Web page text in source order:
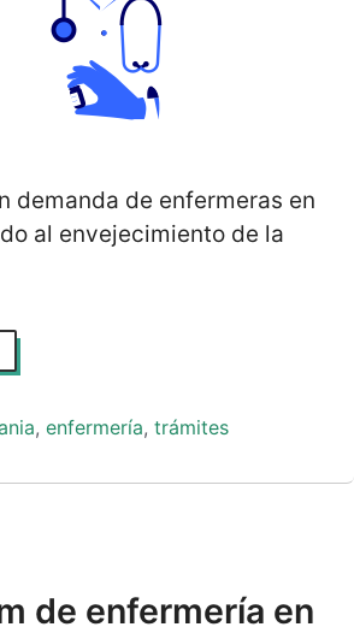
demanda de enfermeras en
al envejecimiento de la
, enfermería, trámites
de enfermería en